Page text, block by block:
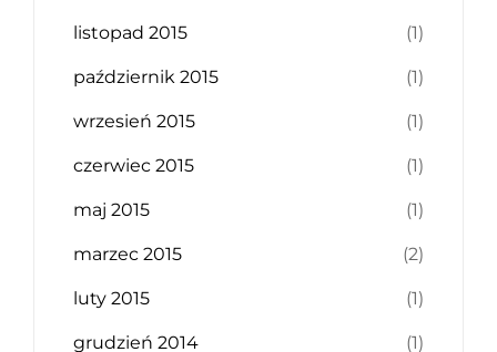
listopad 2015 (1)
październik 2015 (1)
wrzesień 2015 (1)
czerwiec 2015 (1)
maj 2015 (1)
marzec 2015 (2)
luty 2015 (1)
grudzień 2014 (1)